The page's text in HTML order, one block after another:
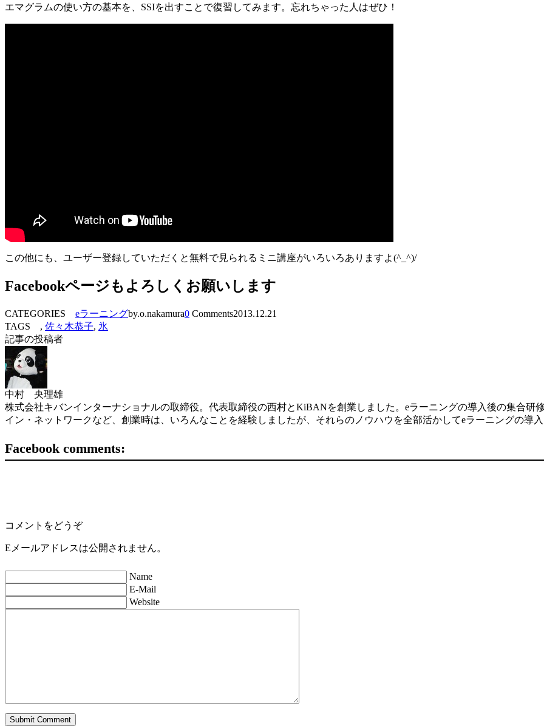
エマグラムの使い方の基本を、SSIを出すことで復習してみます。忘れちゃった人はぜひ！
この他にも、ユーザー登録していただくと無料で見られるミニ講座がいろいろありますよ(^_^)/
Facebookページもよろしくお願いします
CATEGORIES eラーニングby.o.nakamura0 Comments2013.12.21
TAGS , 佐々木恭子, 氷
記事の投稿者
中村 央理雄
株式会社キバンインターナショナルの取締役。代表取締役の西村とKiBANを創業しました。eラーニングの導入後の集合研
イン・ネットワークなど、創業時は、いろんなことを経験しましたが、それらのノウハウを全部活かしてeラーニングの導入
Facebook comments:
コメントをどうぞ
Eメールアドレスは公開されません。
Name
E-Mail
Website